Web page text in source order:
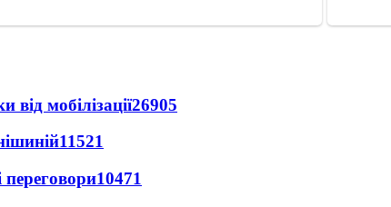
мобілізації26905
11521
переговори10471